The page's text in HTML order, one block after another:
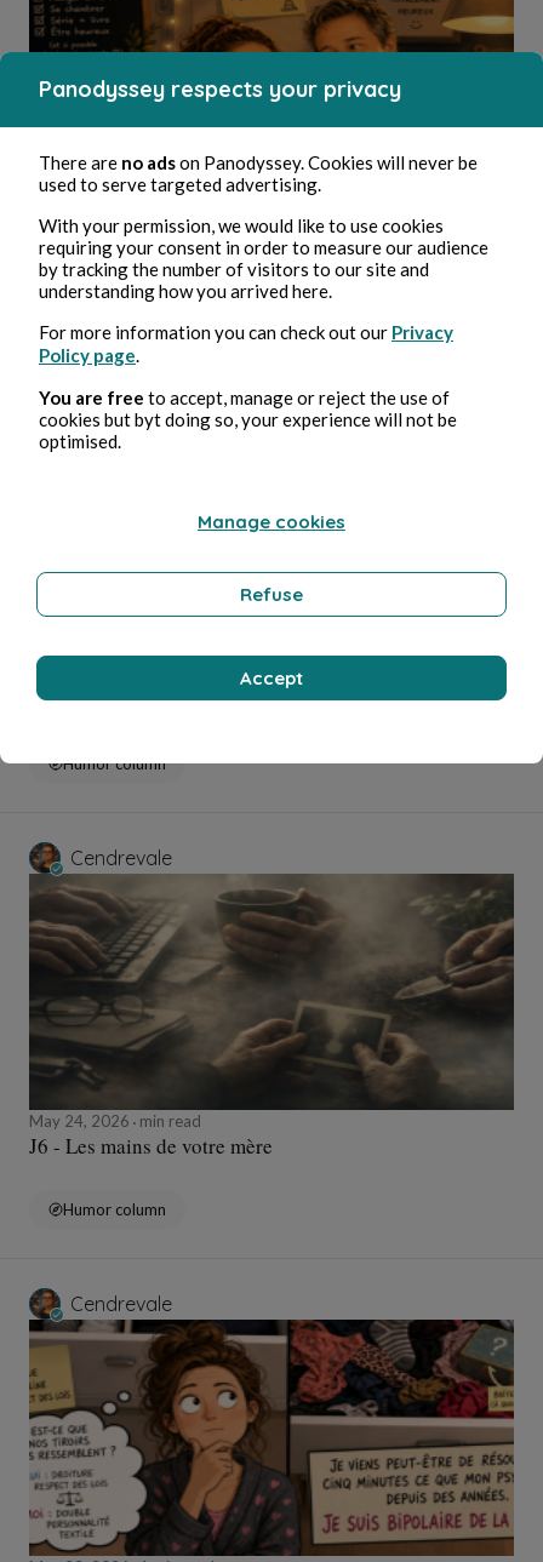
Jun 15, 20264 min read
J30 - Ce dont vous ne vous lassez pas
Cendrevale
J4 - La nourriture liquide
Humor column
Cendrevale
May 24, 2026 min read
J6 - Les mains de votre mère
Humor column
Cendrevale
Panodyssey respects your privacy
There are no adson Panodyssey. Cookies will never be
used to serve targeted advertising.
With your permission, we would like to use cookies
requiring your consent in order to measure our audience
by tracking the number of visitors to our site and
understanding how you arrived here.
For more information you can check out our Privacy
Policy page.
You are free to accept, manage or reject the use of
cookies but byt doing so, your experience will not be
optimised.
Manage cookies
Refuse
Accept